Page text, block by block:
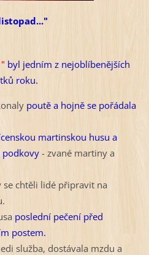
byl jedním z nejoblíbenějších
roku.
poutě a hojně se pořádala
martinskou husu a
podkovy- zvané martiny a
se chtěli lidé připravit na
poslední pečení před
postem.
služba, dostávala mzdu a